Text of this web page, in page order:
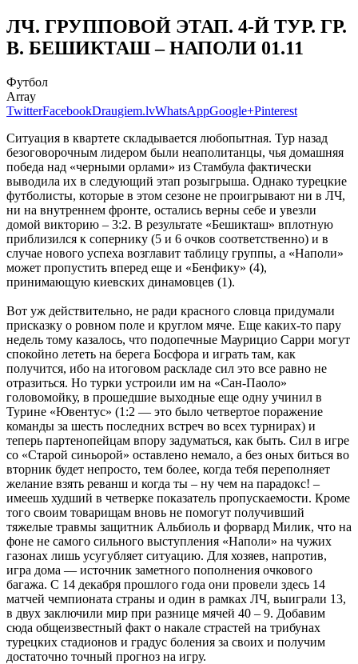
ЛЧ. ГРУППОВОЙ ЭТАП. 4-Й ТУР. ГР.
В. БЕШИКТАШ – НАПОЛИ 01.11
Футбол
Array
TwitterFacebookDraugiem.lvWhatsAppGoogle+Pinterest
Cитуация в квартете складывается любопытная. Тур назад
безоговорочным лидером были неаполитанцы, чья домашняя
победа над «черными орлами» из Стамбула фактически
выводила их в следующий этап розыгрыша. Однако турецкие
футболисты, которые в этом сезоне не проигрывают ни в ЛЧ,
ни на внутреннем фронте, остались верны себе и увезли
домой викторию – 3:2. В результате «Бешикташ» вплотную
приблизился к сопернику (5 и 6 очков соответственно) и в
случае нового успеха возглавит таблицу группы, а «Наполи»
может пропустить вперед еще и «Бенфику» (4),
принимающую киевских динамовцев (1).
Вот уж действительно, не ради красного словца придумали
присказку о ровном поле и круглом мяче. Еще каких-то пару
недель тому казалось, что подопечные Маурицио Сарри могут
спокойно лететь на берега Босфора и играть там, как
получится, ибо на итоговом раскладе сил это все равно не
отразиться. Но турки устроили им на «Сан-Паоло»
головомойку, в прошедшие выходные еще одну учинил в
Турине «Ювентус» (1:2 — это было четвертое поражение
команды за шесть последних встреч во всех турнирах) и
теперь партенопейцам впору задуматься, как быть. Сил в игре
со «Старой синьорой» оставлено немало, а без оных биться во
вторник будет непросто, тем более, когда тебя переполняет
желание взять реванш и когда ты – ну чем на парадокс! –
имеешь худший в четверке показатель пропускаемости. Кроме
того своим товарищам вновь не помогут получивший
тяжелые травмы защитник Альбиоль и форвард Милик, что на
фоне не самого сильного выступления «Наполи» на чужих
газонах лишь усугубляет ситуацию. Для хозяев, напротив,
игра дома — источник заметного пополнения очкового
багажа. С 14 декабря прошлого года они провели здесь 14
матчей чемпионата страны и один в рамках ЛЧ, выиграли 13,
в двух заключили мир при разнице мячей 40 – 9. Добавим
сюда общеизвестный факт о накале страстей на трибунах
турецких стадионов и градус боления за своих и получим
достаточно точный прогноз на игру.